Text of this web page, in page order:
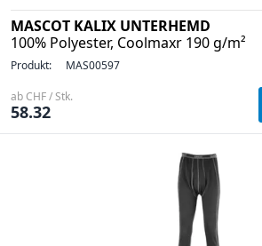
MASCOT KALIX UNTERHEMD
100% Polyester, Coolmaxr 190 g/m²
Produkt: MAS00597
ab CHF / Stk.
58.32